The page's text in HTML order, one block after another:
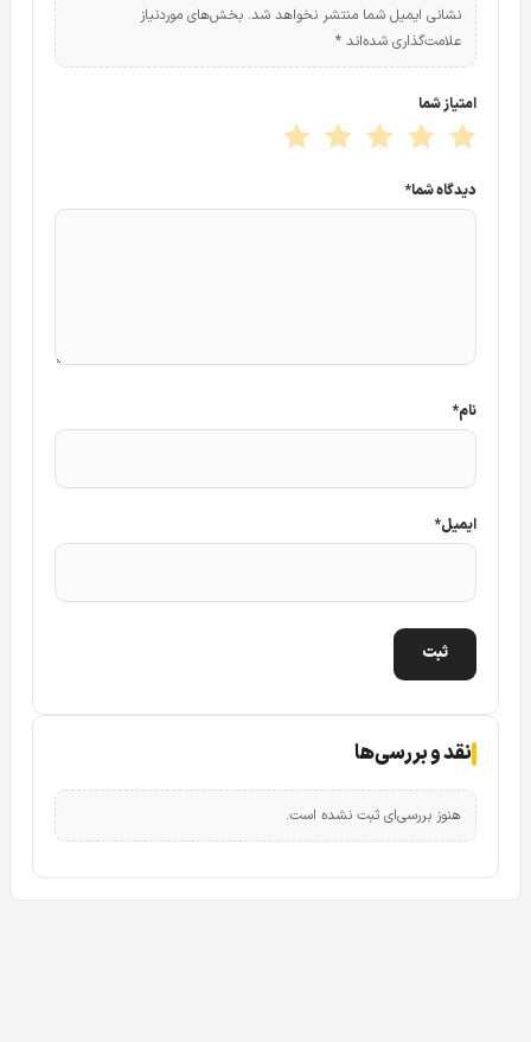
نقد و بررسی‌ها
هنوز بررسی‌ای ثبت نشده است.
نشانی ایمیل شما منتشر نخواهد شد. بخش‌های موردنیاز
علامت‌گذاری شده‌اند *
امتیاز شما
دیدگاه شما*
نام*
ایمیل*